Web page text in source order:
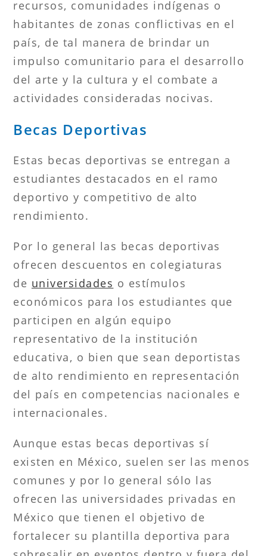
recursos, comunidades indígenas o
habitantes de zonas conflictivas en el
país, de tal manera de brindar un
impulso comunitario para el desarrollo
del arte y la cultura y el combate a
actividades consideradas nocivas.
Becas Deportivas
Estas becas deportivas se entregan a
estudiantes destacados en el ramo
deportivo y competitivo de alto
rendimiento.
Por lo general las becas deportivas
ofrecen descuentos en colegiaturas
de universidades o estímulos
económicos para los estudiantes que
participen en algún equipo
representativo de la institución
educativa, o bien que sean deportistas
de alto rendimiento en representación
del país en competencias nacionales e
internacionales.
Aunque estas becas deportivas sí
existen en México, suelen ser las menos
comunes y por lo general sólo las
ofrecen las universidades privadas en
México que tienen el objetivo de
fortalecer su plantilla deportiva para